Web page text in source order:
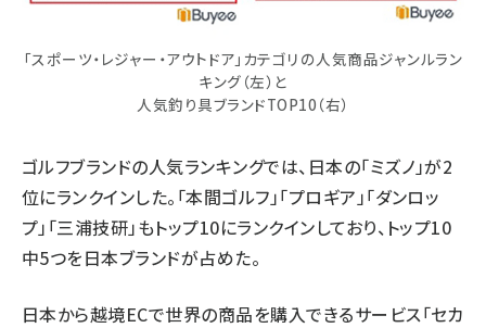
「スポーツ・レジャー・アウトドア」カテゴリの人気商品ジャンルラン
キング（左）と
人気釣り具ブランドTOP10（右）
ゴルフブランドの人気ランキングでは、日本の「ミズノ」が2
位にランクインした。「本間ゴルフ」「プロギア」「ダンロッ
プ」「三浦技研」もトップ10にランクインしており、トップ10
中5つを日本ブランドが占めた。
日本から越境ECで世界の商品を購入できるサービス「セカ